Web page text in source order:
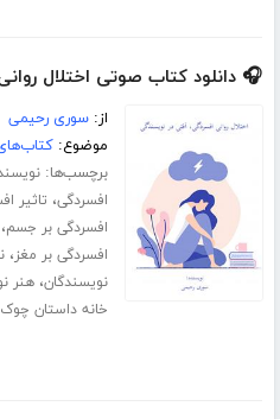
🎧 دانلود کتاب صوتی اختلال
از:سوری رحیمی
موضوع:
برچسب‌ها:
افسردگی، تاثیر
افسردگی بر جسم،
افسردگی بر مغز،
نویسندگان،هنر
خانه داستان چوک